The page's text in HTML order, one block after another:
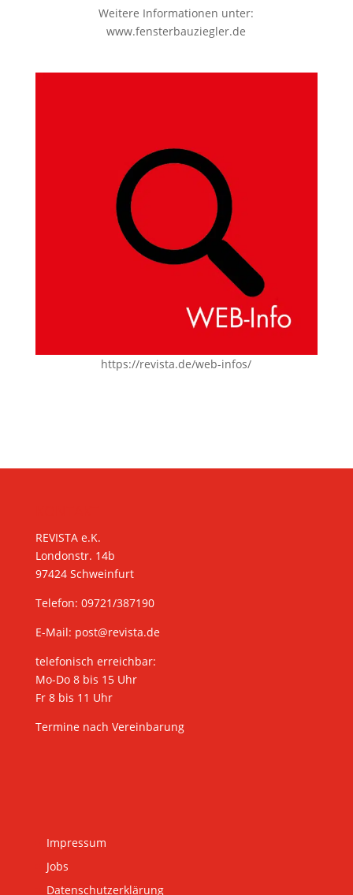
Weitere Informationen unter:
www.fensterbauziegler.de
https://revista.de/web-infos/
REVISTA e.K.
Londonstr. 14b
97424 Schweinfurt
Telefon: 09721/387190
E-Mail: post@revista.de
telefonisch erreichbar:
Mo-Do 8 bis 15 Uhr
Fr 8 bis 11 Uhr
Termine nach Vereinbarung
Impressum
Jobs
Datenschutzerklärung